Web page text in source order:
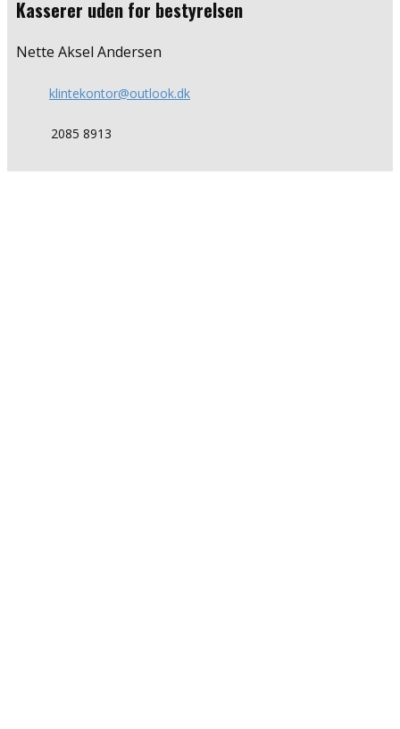
Kasserer uden for bestyrelsen
Nette Aksel Andersen
klintekontor@outlook.dk
​2085 8913